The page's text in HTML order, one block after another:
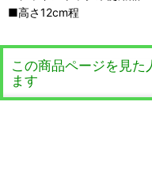
■高さ12cm程
この商品ページを見た
ます